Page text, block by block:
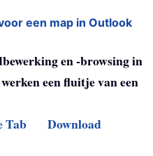
een map in Outlook
en -browsing in
een fluitje van een
Tab
Download